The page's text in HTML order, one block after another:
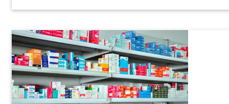
materiais contaminados, de acordo com os padrões
eliminando ou reduzindo os riscos de contaminação,
acidentes...
Especial